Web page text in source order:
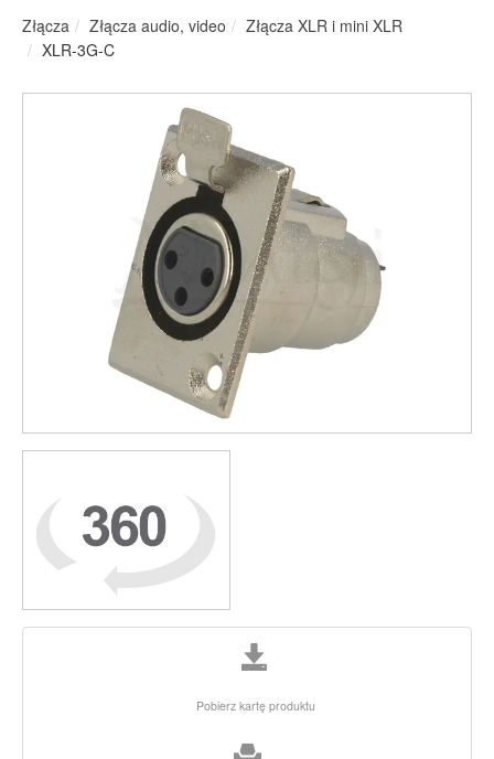
Złącza Złącza audio, video
Złącza XLR i mini XLR
XLR-3G-C
Pobierz kartę produktu